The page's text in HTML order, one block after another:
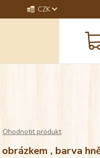
CZK
Ohodnotit produkt
obrázkem , barva